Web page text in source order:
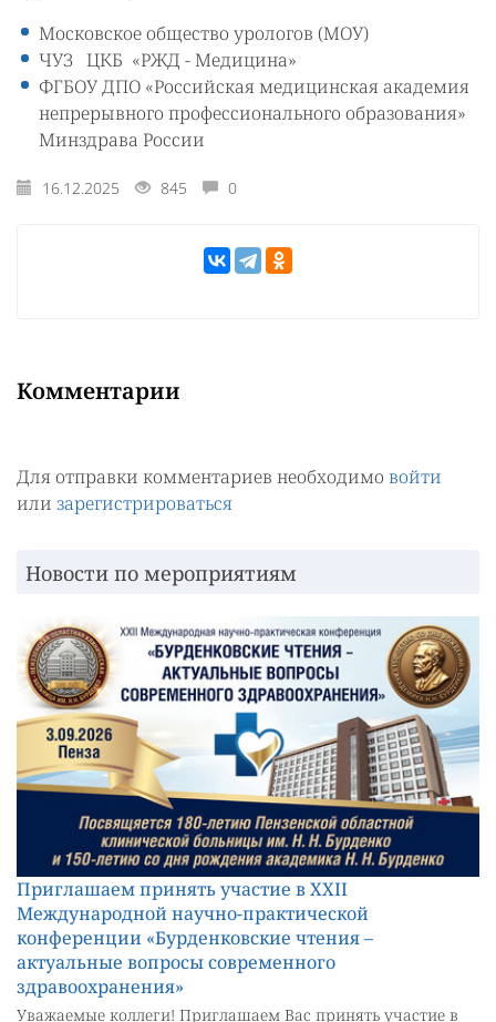
Московское общество урологов (МОУ)
ЧУЗ ЦКБ «РЖД - Медицина»
ФГБОУ ДПО «Российская медицинская академия
непрерывного профессионального образования»
Минздрава России
16.12.2025 845 0
Комментарии
Для отправки комментариев необходимо войти
или зарегистрироваться
Новости по мероприятиям
Приглашаем принять участие в XXII
Международной научно-практической
конференции «Бурденковские чтения –
актуальные вопросы современного
здравоохранения»
Уважаемые коллеги! Приглашаем Вас принять участие в